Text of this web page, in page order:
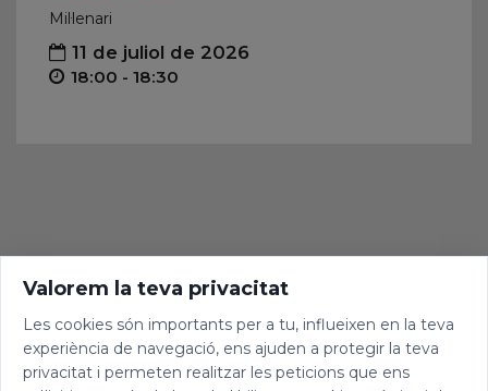
Mil·lenari
11 de juliol de 2026
18:00 - 18:30
Valorem la teva privacitat
Les cookies són importants per a tu, influeixen en la teva
experiència de navegació, ens ajuden a protegir la teva
privacitat i permeten realitzar les peticions que ens